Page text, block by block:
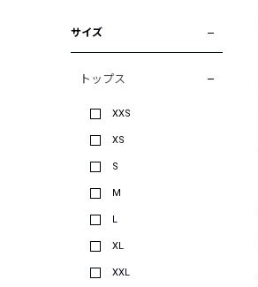
サイズ
トップス
XXS
XS
S
M
L
XL
XXL